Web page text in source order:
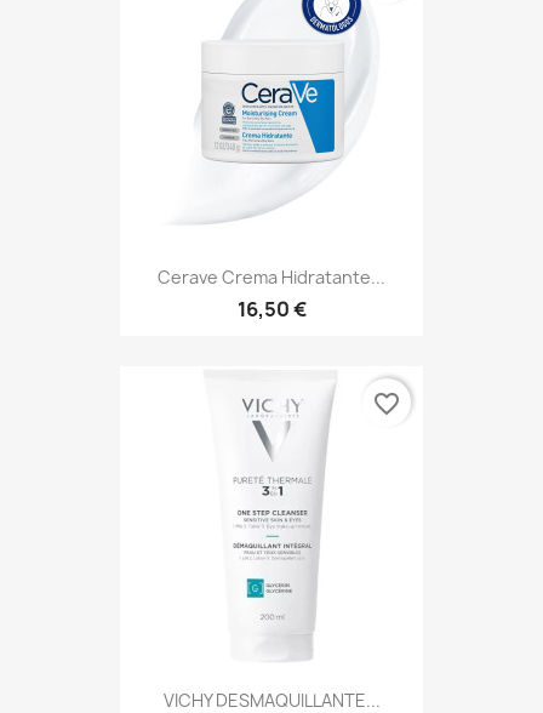
Cerave Crema Hidratante...
16,50 €
VICHY DESMAQUILLANTE...
favorite_border